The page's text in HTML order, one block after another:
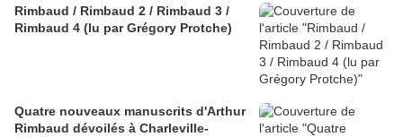
Rimbaud / Rimbaud 2 / Rimbaud 3 /
Rimbaud 4 (lu par Grégory Protche)
Quatre nouveaux manuscrits d'Arthur
Rimbaud dévoilés à Charleville-